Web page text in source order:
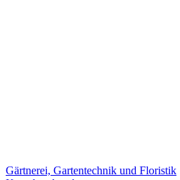
Gärtnerei, Gartentechnik und Floristik